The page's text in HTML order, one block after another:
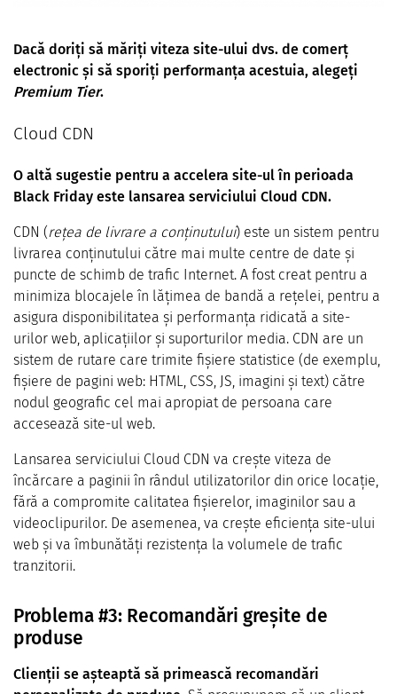
Dacă doriți să măriți viteza site-ului dvs. de comerț
electronic și să sporiți performanța acestuia, alegeți
Premium Tier.
Cloud CDN
O altă sugestie pentru a accelera site-ul în perioada
Black Friday este lansarea serviciului Cloud CDN.
CDN (rețea de livrare a conținutului) este un sistem pentru
livrarea conținutului către mai multe centre de date și
puncte de schimb de trafic Internet. A fost creat pentru a
minimiza blocajele în lățimea de bandă a rețelei, pentru a
asigura disponibilitatea și performanța ridicată a site-
urilor web, aplicațiilor și suporturilor media. CDN are un
sistem de rutare care trimite fișiere statistice (de exemplu,
fișiere de pagini web: HTML, CSS, JS, imagini și text) către
nodul geografic cel mai apropiat de persoana care
accesează site-ul web.
Lansarea serviciului Cloud CDN va crește viteza de
încărcare a paginii în rândul utilizatorilor din orice locație,
fără a compromite calitatea fișierelor, imaginilor sau a
videoclipurilor. De asemenea, va crește eficiența site-ului
web și va îmbunătăți rezistența la volumele de trafic
tranzitorii.
Problema #3: Recomandări greșite de
produse
Clienții se așteaptă să primească recomandări